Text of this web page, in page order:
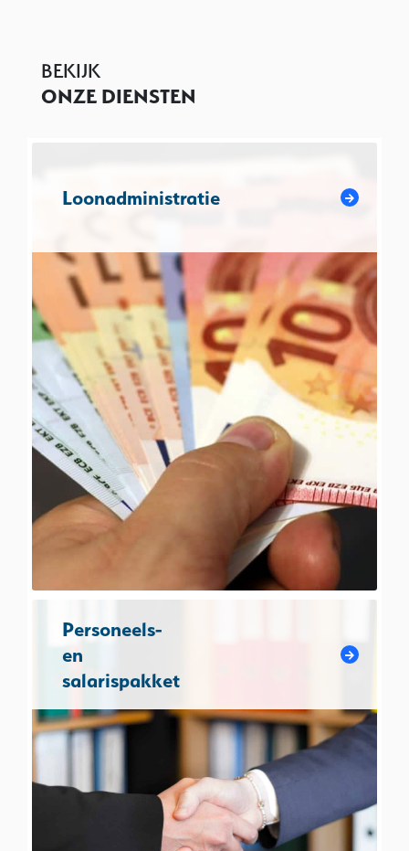
BEKIJK
ONZE DIENSTEN
Loonadministratie
Personeels-
en
salarispakket